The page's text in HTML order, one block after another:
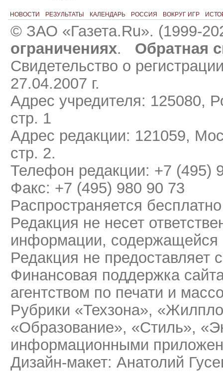
НОВОСТИ РЕЗУЛЬТАТЫ КАЛЕНДАРЬ РОССИЯ ВОКРУГ ИГР
© ЗАО «Газета.Ru». (1999-
ограничениях.
Обратная
Свидетельство о
27.04.2007 г.
Адрес учредителя: 125080,
стр. 1
Адрес редакции: 121059,
стр. 2.
Телефон редакции: +7 (495)
Факс: +7 (495) 980 90 73
Распространяется бесплатно
Редакция не несет
информации, содержащейся
Редакция не предоставляет
Финансовая поддержка
агентством по печати и
Рубрики «Техзона»,
«Образование», «Стиль»,
информационными
Дизайн-макет: Анатолий